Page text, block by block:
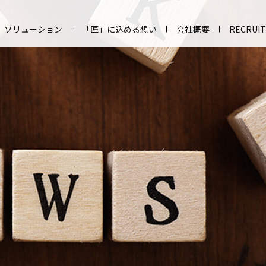
ソリューション 「匠」に込める想い 会社概要 RECRUIT